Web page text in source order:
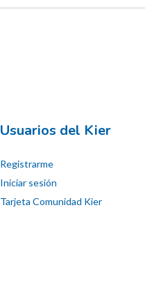
Usuarios del Kier
Registrarme
Iniciar sesión
Tarjeta Comunidad Kier